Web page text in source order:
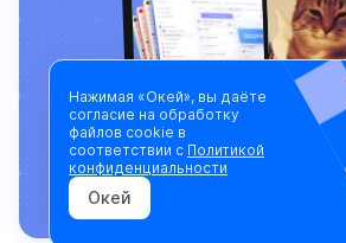
Записаться на демо
Блог
Поддержка
Записаться на
Нажимая «Окей», вы даёте
согласие на обработку
файлов cookie в
соответствии с Политикой
конфиденциальности
Окей